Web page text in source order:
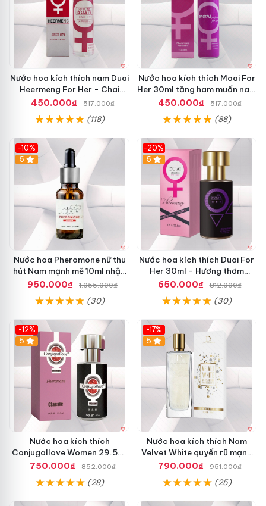
Nước hoa kích thích nam Duai
Heermeng For Her - Chai
29.5ml
450.000₫ 517.000₫
(118)
Nước hoa kích thích Moai For
Her 30ml tăng ham muốn nam
giới
450.000₫ 517.000₫
(88)
-10%
5
Nước hoa Pheromone nữ thu
hút Nam mạnh mẽ 10ml nhập
khẩu
950.000₫ 1.055.000₫
(30)
-20%
5
Nước hoa kích thích Duai For
Her 30ml - Hương thơm
quyến rũ, tăng cảm xúc
650.000₫ 812.000₫
(30)
-12%
5
Nước hoa kích thích
Conjugallove Women 29.5ml
tăng ham muốn phấn khích
750.000₫ 852.000₫
(28)
-17%
5
Nước hoa kích thích Nam
Velvet White quyến rũ mạnh
mùi chai lớn giá tốt
790.000₫ 951.000₫
(25)